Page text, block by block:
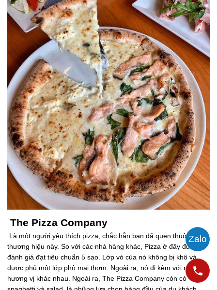
The Pizza Company
Là một người yêu thích pizza, chắc hẳn bạn đã quen thuộc với
thương hiệu này. So với các nhà hàng khác, Pizza ở đây được
đánh giá đạt tiêu chuẩn 5 sao. Lớp vỏ của nó không bị khô và
được phủ một lớp phô mai thơm. Ngoài ra, nó đi kèm với nhiều
hương vị khác nhau. Ngoài ra, The Pizza Company còn có